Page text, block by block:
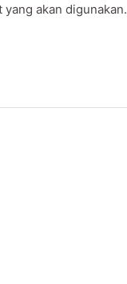
akan digunakan.